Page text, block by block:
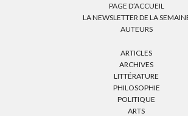
PAGE D’ACCUEIL
LA NEWSLETTER DE LA
AUTEURS
ARTICLES
ARCHIVES
LITTÉRATURE
PHILOSOPHIE
POLITIQUE
ARTS